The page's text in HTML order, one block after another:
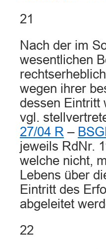
21
Nach der im
wesentlichen
wegen ihrer
dessen Eintritt
vgl.
27/04 R –
jeweils RdNr.
welche nicht,
Lebens über
Eintritt des
abgeleitet
22